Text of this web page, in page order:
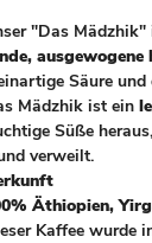
"Das Mädzhik"
ausgewogene
Säure und
Mädzhik ist ein
Süße
verweilt.
Äthiopien,
Kaffee wurde